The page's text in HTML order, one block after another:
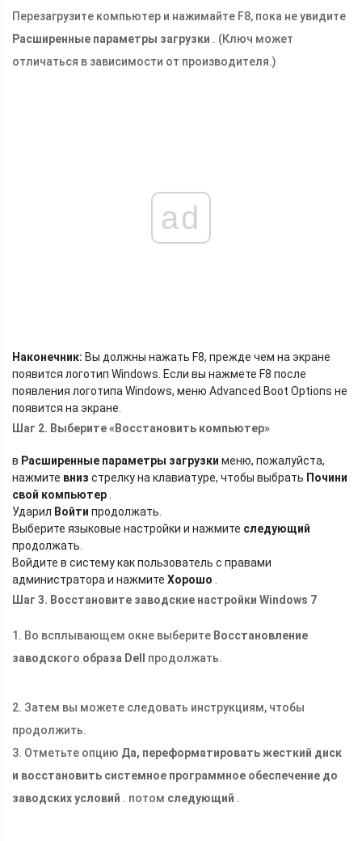
Перезагрузите компьютер и нажимайте F8, пока не увидите
Расширенные параметры загрузки . (Ключ может
отличаться в зависимости от производителя.)
ad
Наконечник: Вы должны нажать F8, прежде чем на экране
появится логотип Windows. Если вы нажмете F8 после
появления логотипа Windows, меню Advanced Boot Options не
появится на экране.
Шаг 2. Выберите «Восстановить компьютер»
в Расширенные параметры загрузки меню, пожалуйста,
нажмите вниз стрелку на клавиатуре, чтобы выбрать Почини
свой компьютер
Ударил Войти продолжать.
Выберите языковые настройки и нажмите следующий
продолжать.
Войдите в систему как пользователь с правами
администратора и нажмите Хорошо
Шаг 3. Восстановите заводские настройки Windows 7
1. Во всплывающем окне выберите Восстановление
заводского образа Dell
продолжать.
2. Затем вы можете следовать инструкциям, чтобы
продолжить.
3. Отметьте опцию Да, переформатировать жесткий диск
и восстановить системное программное обеспечение до
заводских условий . потом следующий .